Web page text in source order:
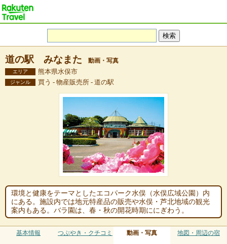
道の駅 みなまた 動画・写真
エリア 熊本県水俣市
ジャンル 買う - 物産販売所 - 道の駅
環境と健康をテーマとしたエコパーク水俣（水俣広域公園）内
にある。施設内では地元特産品の販売や水俣・芦北地域の観光
案内もある。バラ園は、春・秋の開花時期ににぎわう。
基本情報 つぶやき・クチコミ 動画・写真 地図・周辺の宿